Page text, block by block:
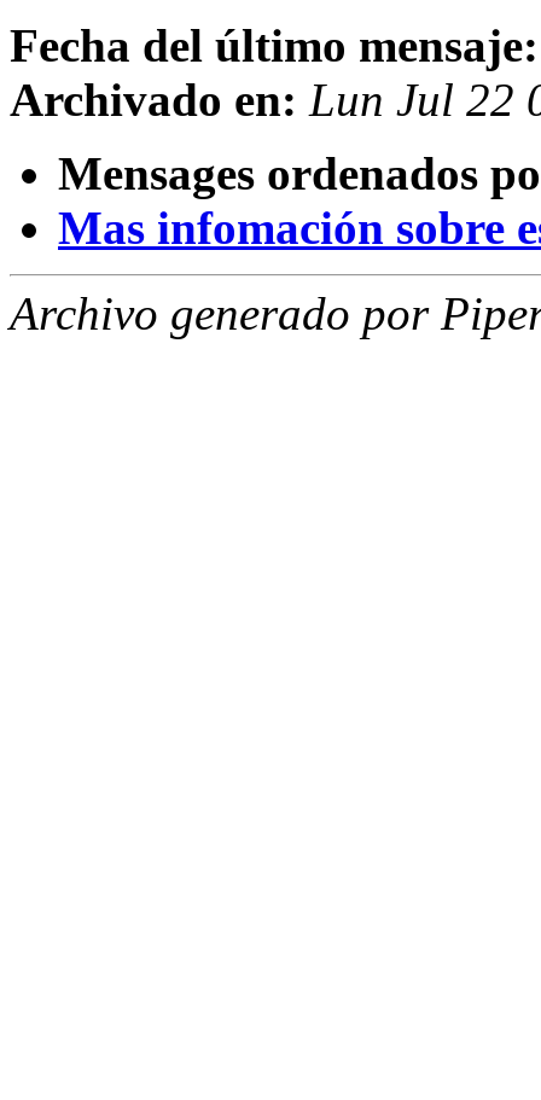
Fecha del último mensaje:
Archivado en: Lun Jul 22
Mensages ordenados
Mas infomación sobre
Archivo generado por